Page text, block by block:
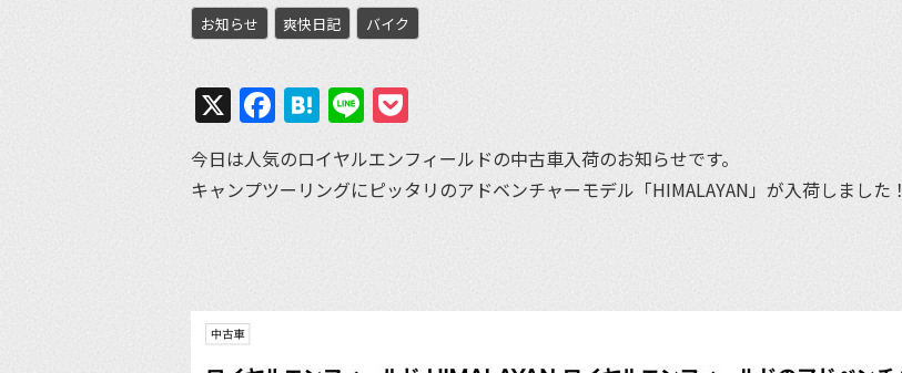
お知らせ 爽快日記 バイク
X Facebook
Hatena
Line
今日は人気のロイヤルエンフィールドの中古車入荷のお知らせです。
キャンプツーリングにピッタリのアドベンチャーモデル「HIMALAYAN」が入荷しました！